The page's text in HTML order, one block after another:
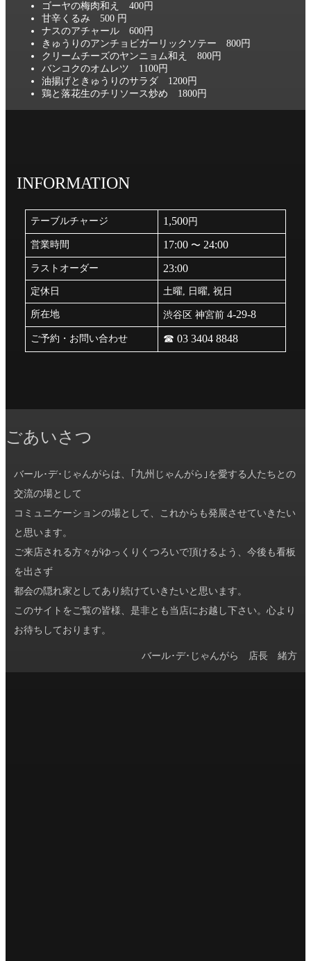
ゴーヤの梅肉和え 400円
甘辛くるみ 500 円
ナスのアチャール 600円
きゅうりのアンチョビガーリックソテー 800円
クリームチーズのヤンニョム和え 800円
バンコクのオムレツ 1100円
油揚げときゅうりのサラダ 1200円
鶏と落花生のチリソース炒め 1800円
INFORMATION
テーブルチャージ 1,500円
営業時間 17:00 〜 24:00
ラストオーダー 23:00
定休日 土曜, 日曜, 祝日
所在地 渋谷区 神宮前 4-29-8
ご予約・お問い合わせ ☎︎ 03 3404 8848
ごあいさつ
バール･デ･じゃんがらは、｢九州じゃんがら｣を愛する人たちとの
交流の場として
コミュニケーションの場として、これからも発展させていきたい
と思います。
ご来店される方々がゆっくりくつろいで頂けるよう、今後も看板
を出さず
都会の隠れ家としてあり続けていきたいと思います。
このサイトをご覧の皆様、是非とも当店にお越し下さい。心より
お待ちしております。
バール･デ･じゃんがら 店長 緒方